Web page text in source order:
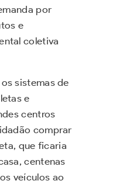
por
e
coletiva
sistemas de
e
centros
comprar
que ficaria
centenas
veículos ao